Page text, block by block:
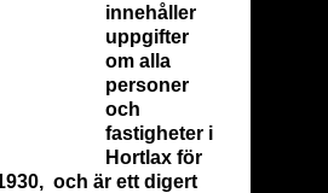
innehåller
uppgifter
om alla
personer
och
fastigheter i
Hortlax för
och är ett digert